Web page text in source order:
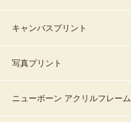
キャンバスプリント
写真プリント
ニューボーン アクリルフレーム